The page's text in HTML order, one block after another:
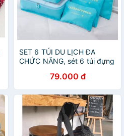
SET 6 TÚI DU LỊCH ĐA
CHỨC NĂNG, sét 6 túi đựng
79.000 đ